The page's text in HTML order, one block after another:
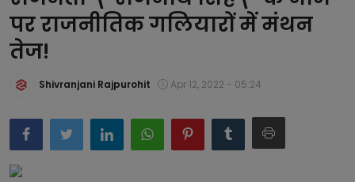
बिजनेस
समाज-संस्कृति
टेक्नॉलजी
प्रेरणादायक कहानियां
फैशन
पर राजनीतिक गलियारों में मंथन
तेज!
Shivranjani Rajpurohit Apr 12, 2022 - 05:24